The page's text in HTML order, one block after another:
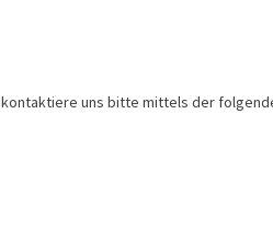
kontaktiere uns bitte mittels der